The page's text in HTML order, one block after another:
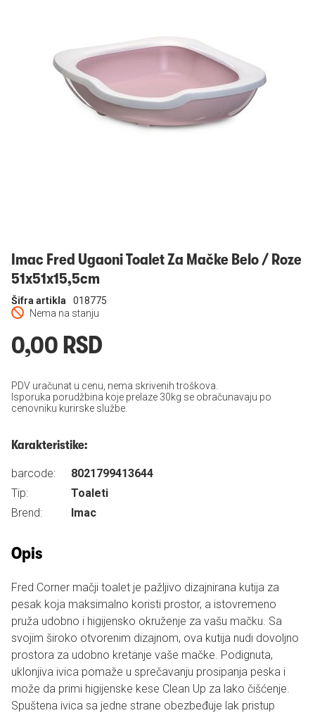
Imac Fred Ugaoni Toalet Za Mačke Belo / Roze
51x51x15,5cm
Nema na stanju
Šifra artikla 018775
0,00 RSD
PDV uračunat u cenu, nema skrivenih troškova.
Isporuka porudžbina koje prelaze 30kg se obračunavaju po
cenovniku kurirske službe.
Karakteristike:
barcode:
8021799413644
Tip:
Toaleti
Brend:
Imac
Opis
Fred Corner mačji toalet je pažljivo dizajnirana kutija za
pesak koja maksimalno koristi prostor, a istovremeno
pruža udobno i higijensko okruženje za vašu mačku. Sa
svojim široko otvorenim dizajnom, ova kutija nudi dovoljno
prostora za udobno kretanje vaše mačke. Podignuta,
uklonjiva ivica pomaže u sprečavanju prosipanja peska i
može da primi higijenske kese Clean Up za lako čišćenje.
Spuštena ivica sa jedne strane obezbeđuje lak pristup